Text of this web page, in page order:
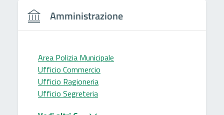
Amministrazione
Area Polizia Municipale
Ufficio Commercio
Ufficio Ragioneria
Ufficio Segreteria